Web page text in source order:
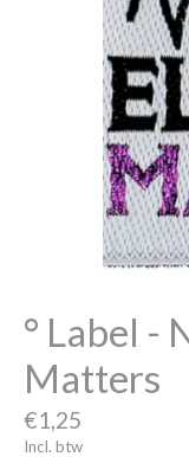
° Label -
Matters
€1,25
Incl. btw